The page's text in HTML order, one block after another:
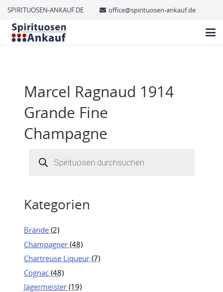
SPIRITUOSEN-ANKAUF.DE office@spirituosen-ankauf.de
Marcel Ragnaud 1914
Grande Fine
Champagne
search
Kategorien
Brände (2)
Champagner (48)
Chartreuse Liqueur (7)
Cognac (48)
Jägermeister (19)